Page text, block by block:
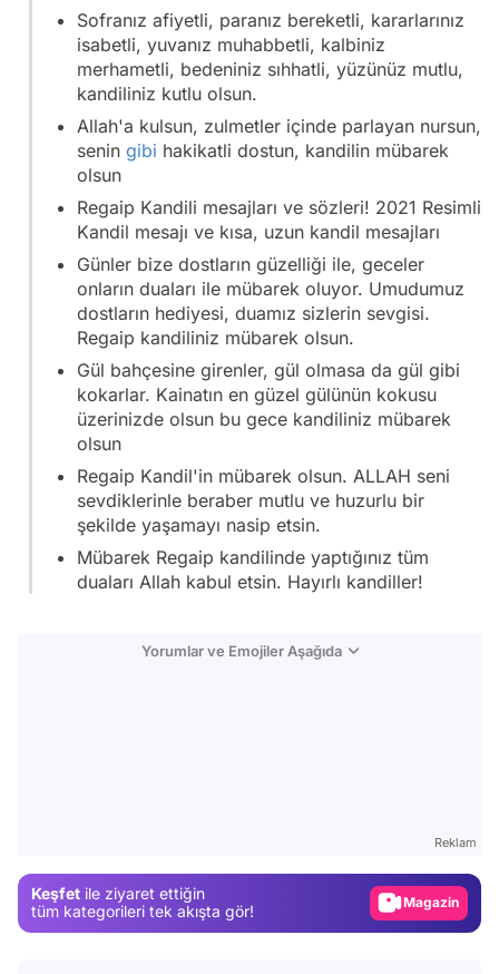
Sofranız afiyetli, paranız bereketli, kararlarınız
isabetli, yuvanız muhabbetli, kalbiniz
merhametli, bedeniniz sıhhatli, yüzünüz mutlu,
kandiliniz kutlu olsun.
Allah'a kulsun, zulmetler içinde parlayan nursun,
senin gibi hakikatli dostun, kandilin mübarek
olsun
Regaip Kandili mesajları ve sözleri! 2021 Resimli
Kandil mesajı ve kısa, uzun kandil mesajları
Günler bize dostların güzelliği ile, geceler
onların duaları ile mübarek oluyor. Umudumuz
dostların hediyesi, duamız sizlerin sevgisi.
Regaip kandiliniz mübarek olsun.
Gül bahçesine girenler, gül olmasa da gül gibi
kokarlar. Kainatın en güzel gülünün kokusu
üzerinizde olsun bu gece kandiliniz mübarek
olsun
Regaip Kandil'in mübarek olsun. ALLAH seni
sevdiklerinle beraber mutlu ve huzurlu bir
şekilde yaşamayı nasip etsin.
Mübarek Regaip kandilinde yaptığınız tüm
duaları Allah kabul etsin. Hayırlı kandiller!
Yorumlar ve Emojiler Aşağıda
Reklam
Keşfet ile ziyaret ettiğin
tüm kategorileri tek akışta gör!
Magazin